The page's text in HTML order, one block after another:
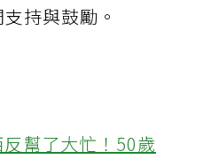
持與鼓勵。
幫了大忙！50歲